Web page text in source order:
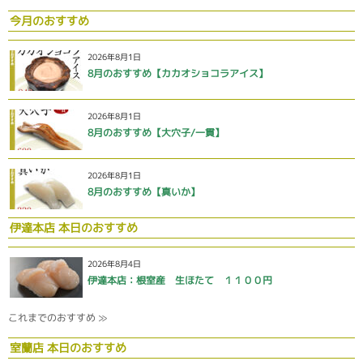
今月のおすすめ
2026年8月1日
8月のおすすめ【カカオショコラアイス】
2026年8月1日
8月のおすすめ【大穴子/一貫】
2026年8月1日
8月のおすすめ【真いか】
伊達本店 本日のおすすめ
2026年8月4日
伊達本店：根室産 生ほたて １１００円
これまでのおすすめ ≫
室蘭店 本日のおすすめ